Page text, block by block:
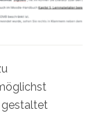
gestaltet